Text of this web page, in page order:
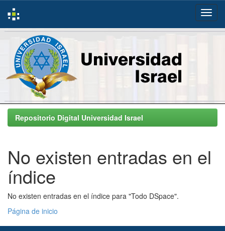
Skip
navigationRepositorio Digital Universidad Israel
No existen entradas en el
índice
No existen entradas en el índice para "Todo DSpace".
Página de inicio